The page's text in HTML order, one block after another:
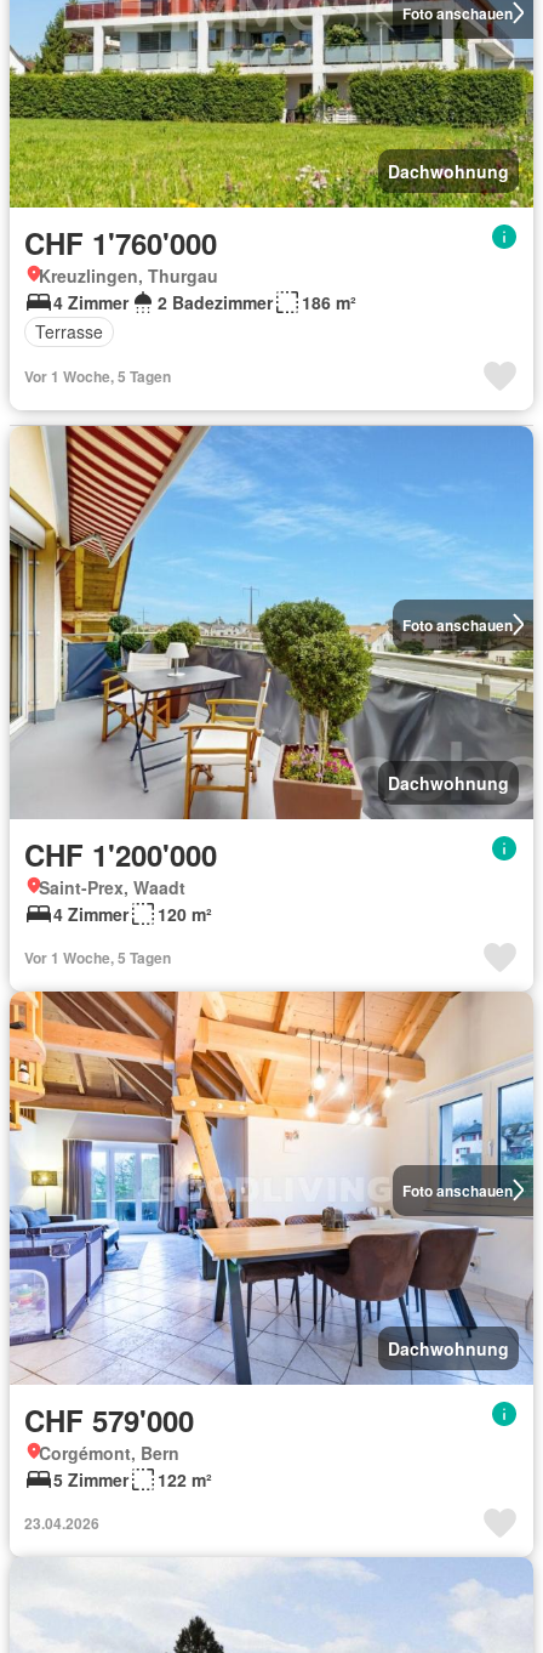
Foto anschauen
Dachwohnung
CHF 1'760'000
Kreuzlingen, Thurgau
4 Zimmer
2 Badezimmer
186 m²
Terrasse
Vor 1 Woche, 5 Tagen
Foto anschauen
Dachwohnung
CHF 1'200'000
Saint-Prex, Waadt
4 Zimmer
120 m²
Vor 1 Woche, 5 Tagen
Foto anschauen
Dachwohnung
CHF 579'000
Corgémont, Bern
5 Zimmer
122 m²
23.04.2026